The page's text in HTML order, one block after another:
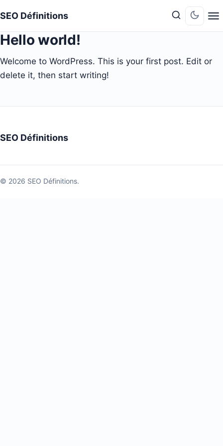
SEO Définitions Passer
Passer
Hello world!
Welcome to WordPress. This is your first post. Edit or
delete it, then start writing!
SEO Définitions
© 2026 SEO Définitions.